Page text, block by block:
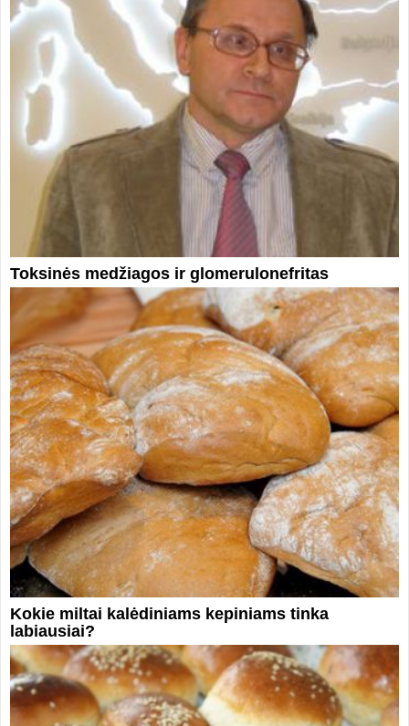
Toksinės medžiagos ir glomerulonefritas
Kokie miltai kalėdiniams kepiniams tinka
labiausiai?